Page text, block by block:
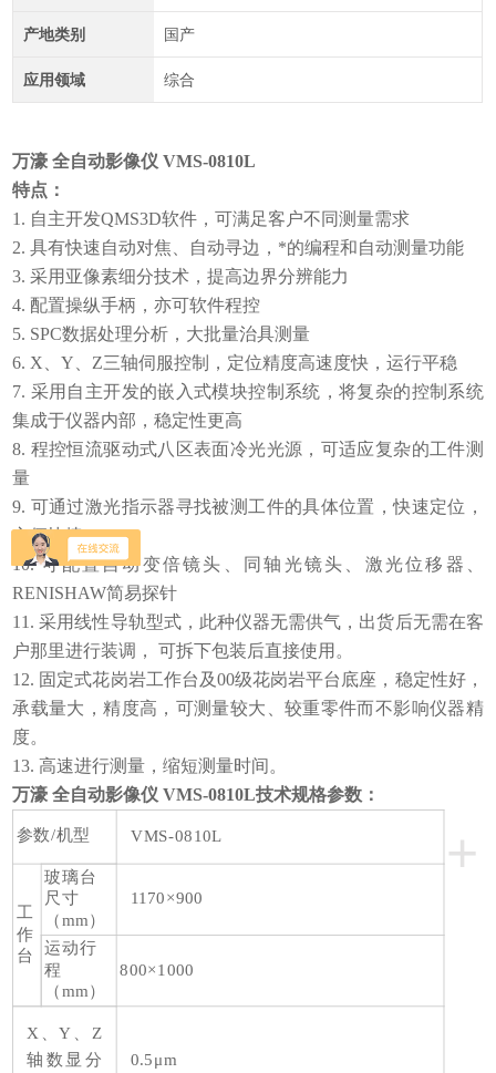
产地类别 国产
应用领域 综合
万濠 全自动影像仪 VMS-0810L
特点：
1. 自主开发QMS3D软件，可满足客户不同测量需求
2. 具有快速自动对焦、自动寻边，*的编程和自动测量功能
3. 采用亚像素细分技术，提高边界分辨能力
4. 配置操纵手柄，亦可软件程控
5. SPC数据处理分析，大批量治具测量
6. X、Y、Z三轴伺服控制，定位精度高速度快，运行平稳
7. 采用自主开发的嵌入式模块控制系统，将复杂的控制系统
集成于仪器内部，稳定性更高
8. 程控恒流驱动式八区表面冷光光源，可适应复杂的工件测
量
9. 可通过激光指示器寻找被测工件的具体位置，快速定位，
方便快捷
10. 可配置自动变倍镜头、同轴光镜头、激光位移器、
RENISHAW简易探针
11. 采用线性导轨型式，此种仪器无需供气，出货后无需在客
户那里进行装调， 可拆下包装后直接使用。
12. 固定式花岗岩工作台及00级花岗岩平台底座，稳定性好，
承载量大，精度高，可测量较大、较重零件而不影响仪器精
度。
13. 高速进行测量，缩短测量时间。
万濠 全自动影像仪 VMS-0810L技术规格参数：
+
参数/机型 VMS-0810L
工
作
台
玻璃台
尺寸
（mm）
1170×900
运动行
程
（mm）
800×1000
X、Y、Z
轴数显分
0.5μm